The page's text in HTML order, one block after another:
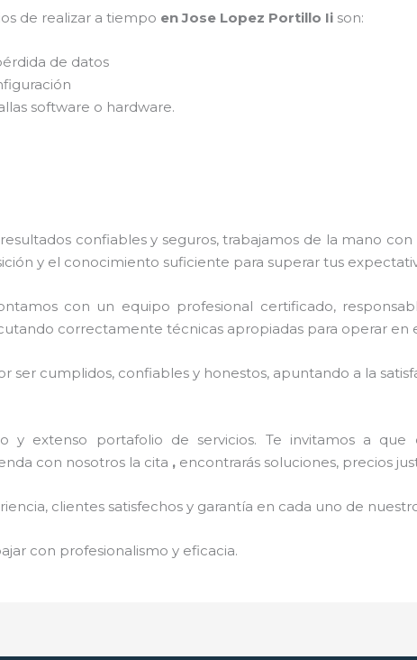
de realizar a tiempo en Jose Lopez Portillo Ii son:
de datos
software o hardware.
confiables y seguros, trabajamos de la mano
y el conocimiento suficiente para superar tus
con un equipo profesional certificado,
correctamente técnicas apropiadas para operar en
ser cumplidos, confiables y honestos, apuntando a la
y extenso portafolio de servicios. Te invitamos a que
con nosotros la cita , encontrarás soluciones, precios
clientes satisfechos y garantía en cada uno de
con profesionalismo y eficacia.